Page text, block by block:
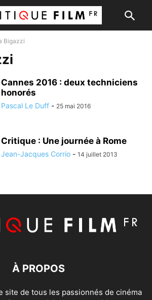
Bigazzi
Cannes 2016 : deux techniciens
honorés
Pascal Le Duff - 25 mai 2016
Critique : Une journée à Rome
Jean-Jacques Corrio - 14 juillet 2013
À PROPOS
site de tous les passionnés de cinéma